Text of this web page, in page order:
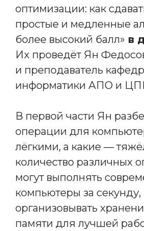
оптимизации: как
простые и медленные
более высокий балл» в
Их проведёт Ян
и преподаватель
информатики АПО и
В первой части Ян
операции для
лёгкими, а какие —
количество различных
могут выполнять
компьютеры за секунду,
организовывать
памяти для лучшей